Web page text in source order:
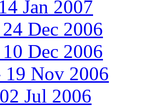
Jan 2007
Dec 2006
Dec 2006
19 Nov 2006
Jul 2006